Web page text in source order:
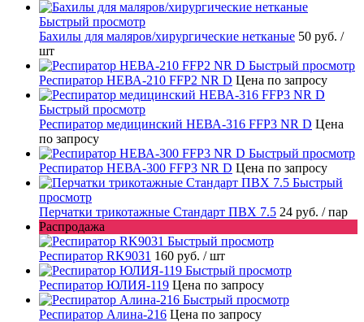
Быстрый просмотр
Бахилы для маляров/хирургические нетканые 50 руб. /
шт
Быстрый просмотр
Респиратор НЕВА-210 FFP2 NR D Цена по запросу
Быстрый просмотр
Респиратор медицинский НЕВА-316 FFP3 NR D Цена
по запросу
Быстрый просмотр
Респиратор НЕВА-300 FFP3 NR D Цена по запросу
Быстрый
просмотр
Перчатки трикотажные Стандарт ПВХ 7.5 24 руб. / пар
Распродажа
Быстрый просмотр
Респиратор RK9031 160 руб. / шт
Быстрый просмотр
Респиратор ЮЛИЯ-119 Цена по запросу
Быстрый просмотр
Респиратор Алина-216 Цена по запросу